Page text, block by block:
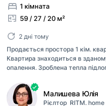
1 кімната
59 / 27 / 20 м²
2 дні тому
Продається простора 1 кім.
Квартира знаходиться в
опалення. Зроблена тепла
по квартирі, є виводи під
накладками та утеплювачем.
сонячна зранку. Дуже гарний
Малишева Юлія
Рієлтор RITM. home